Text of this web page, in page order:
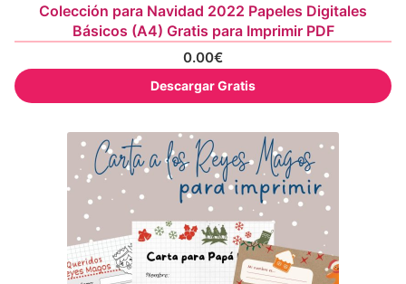
Colección para Navidad 2022 Papeles Digitales
Básicos (A4) Gratis para Imprimir PDF
0.00€
Descargar Gratis